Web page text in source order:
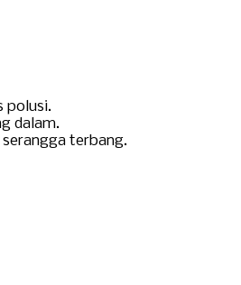
polusi.
dalam.
terbang.